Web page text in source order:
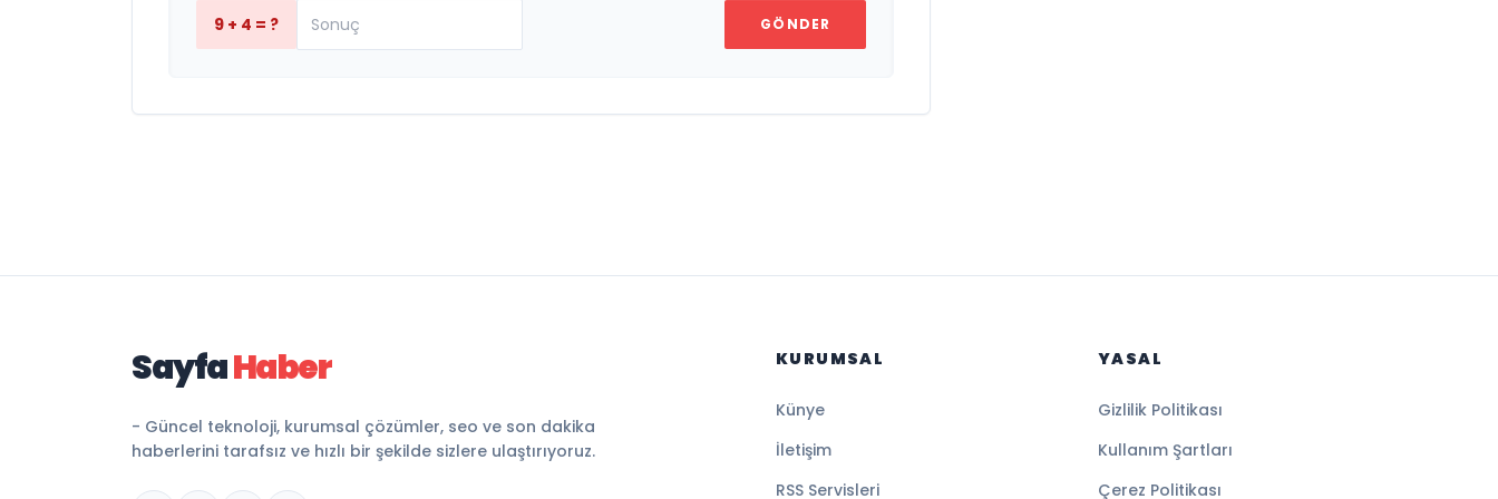
9 + 4 = ? GÖNDER
SayfaHaber
- Güncel teknoloji, kurumsal çözümler, seo ve son dakika
haberlerini tarafsız ve hızlı bir şekilde sizlere ulaştırıyoruz.
KURUMSAL
Künye
İletişim
RSS Servisleri
YASAL
Gizlilik Politikası
Kullanım Şartları
Çerez Politikası